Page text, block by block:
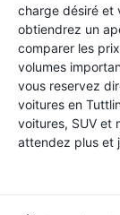
charge désiré et
obtiendrez un
comparer les
volumes
vous reservez
voitures en
voitures, SUV et
attendez plus et